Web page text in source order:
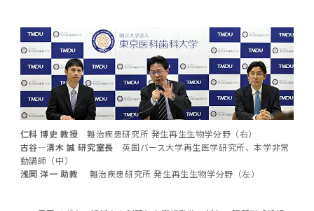
ブランド
東京医科歯科大学の誓い
世界大学ランキング
副学長
理事･監事
役員会
経営協議会
大学紹介動画トップ
大学紹介動画
キャンパスライフ編
留学制度編
大学概要（冊子）
統合報告書
広報誌
広報誌トップ
大学案内 【受験生向け】（冊子）
大学評価の制度について
大学評価の制度についてトップ
概説
１．国立大学法人評価
1-1．第４期中期目標・中期計画等について【6
年間】
1-1．第４期中期目標・中期計画等について【6
年間】トップ
1-2.年度計画・年度評価等について【第1期～
第3期】
四大学連合トップ
四大学連合憲章等
四大学連合憲章等トップ
四大学連合憲章
複合領域コース(四大学共通)
複合領域コース(四大学共通)トップ
複合領域コース（東京医科歯科大学）
情報公開・個人情報
情報公開・個人情報トップ
情報公開制度
個人情報保護制度
東京医科歯科大学ＳＤＧｓ推進宣言
男性職員の育児休業等取得推進宣言
ダイバーシティ
学部入試の変更点（予告）
入試データ
これまでの学部入試変更点
学部などについてトップ
ILA国府台
医学部
歯学部
学生生活などについて
学生生活などについてトップ
授業料・入学料・検定料
奨学金について
イベント
イベントトップ
オープンキャンパス
資料請求
合格発表
医歯学総合研究科
保健衛生学研究科
FAQ
医歯学総合研究科博士課程 国際連携専攻（ジ
ョイント・ディグリープログラム：JDP）
アドミッション・ポリシー
過去の試験問題・入試データ
TOEFL-ITP試験結果（スコアレポート）の返
却について
大学院入学希望者向け入試説明会
歯学部
生体材料工学研究所
難治疾患研究所
大学院研究生
代フロントランナー育成プログラム Science
Tokyo SPRING(医歯学系)」対象学生の春募集
について
Call for Applications to Science Tokyo
Post-SPRING（MD）Program for the 2026
Academic Year by Eligible Students
(*Spring admission)
エキスパート人材育成プログラム対象学生（医
歯学系-BOOST生）の募集について
令和６年度（2024年度）TMDUトップレベル
AI研究のための共創型エキスパート人材育成プ
ログラム 対象学生（TMDU-BOOST生）の募
集について
て
Call for Applications for the Clinician
Scientist (CS) Training Support Program
for Academic Year 2026
教育要項（学部シラバス）
履修要項（大学院シラバス）
保健衛生学研究科科目等履修生について
授業料・入学料・検定料
授業料・入学料・検定料トップ
授業料・入学料・検定料
入学料・授業料免除・徴収猶予について
入学料・授業料免除・徴収猶予について
(Admission & Tuition
Exemption/Deferment)
入学料・授業料免除・徴収猶予について
奨学金について
学生生活サポート
学生生活サポートトップ
アルバイトについて
アパート等の紹介
各種支援制度
就職・キャリア支援
就職・キャリア支援トップ
サークル・学園祭
歯学部（歯学科･口腔保健学科）
大学院医歯学総合研究科
大学院保健衛生学研究科
医学科
保健衛生学科 【看護学専攻】
保健衛生学科 【検査技術学専攻】
歯学部（歯学科･口腔保健学科）トップ
歯学科
口腔保健学科【口腔保健衛生学専攻】
口腔保健学科【口腔保健工学専攻】
大学院医歯学総合研究科
大学院医歯学総合研究科トップ
修士課程 医歯理工保健学専攻
修士課程 医歯理工保健学専攻【医療管理政策
学（MMA）コース】
大学院保健衛生学研究科
大学院保健衛生学研究科トップ
博士課程看護先進科学専攻
公開講座・公開シンポジウム・講演会等のお知
らせ
ILA国府台担当教員一覧
大学院医歯学総合研究科トップ
修士課程 医歯理工保健学専攻
修士課程 医歯理工保健学専攻トップ
概要
修士課程 医歯理工保健学専攻【医療管理政策
学（MMA）コース】
修士課程 医歯理工保健学専攻 グローバルヘル
大学院保健衛生学研究科
大学院保健衛生学研究科トップ
研究科長挨拶
概要
組織
寄附講座・寄附部門一覧
ジョイントリサーチ講座・ジョイントリサーチ
部門一覧
生体材料工学研究所
産学官連携
e-Rad 府省共通研究開発管理システム(外部サ
イト)
科研費電子申請システム(外部サイト)
研究助成金
倫理審査申請システム
利益相反申告システム(学外利用時VPN必要)
臨床研究審査委員会申請システム
実験計画書のWeb申請システム(学外利用時
VPN必要)
研究活動トップ
研究情報データベース
機関リポジトリ
研究テーマ検索
research map
研究組織
研究組織トップ
若手研究者支援センター（YISC）
重点研究領域
統合研究機構・統合イノベーション推進機構
取り組み・規制
取り組み・規制トップ
研究不正の防止
研究不正等の公表について
事務部
事務部トップ
各種お問い合わせ先(事務部)
アクセス 学内サイト EN
仁科 博史 教授 難治疾患研究所 発生再生生物学分野（右）
古谷—清木 誠 研究室長 英国バース大学再生医学研究所、本学非常
勤講師（中）
浅岡 洋一 助教 難治疾患研究所 発生再生生物学分野（左）